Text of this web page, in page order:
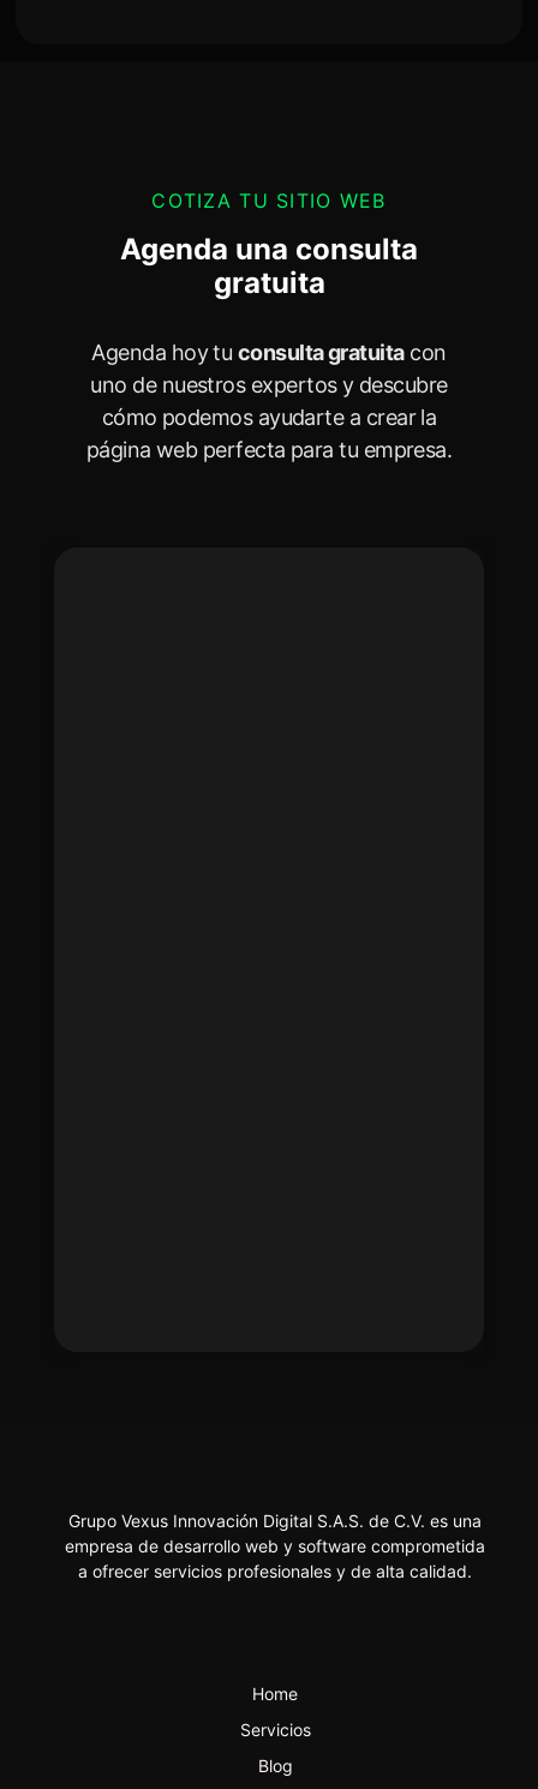
COTIZA TU SITIO WEB
Agenda una consulta
gratuita
Agenda hoy tu consulta gratuitacon
uno de nuestros expertos y descubre
cómo podemos ayudarte a crear la
página web perfecta para tu empresa.
Grupo Vexus Innovación Digital S.A.S. de C.V. es una
empresa de desarrollo web y software comprometida
a ofrecer servicios profesionales y de alta calidad.
Home
Servicios
Blog